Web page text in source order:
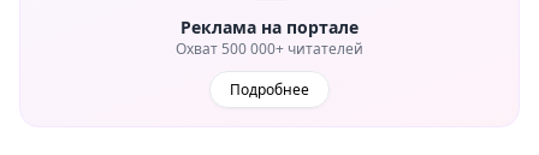
Реклама на портале
Охват 500 000+ читателей
Подробнее